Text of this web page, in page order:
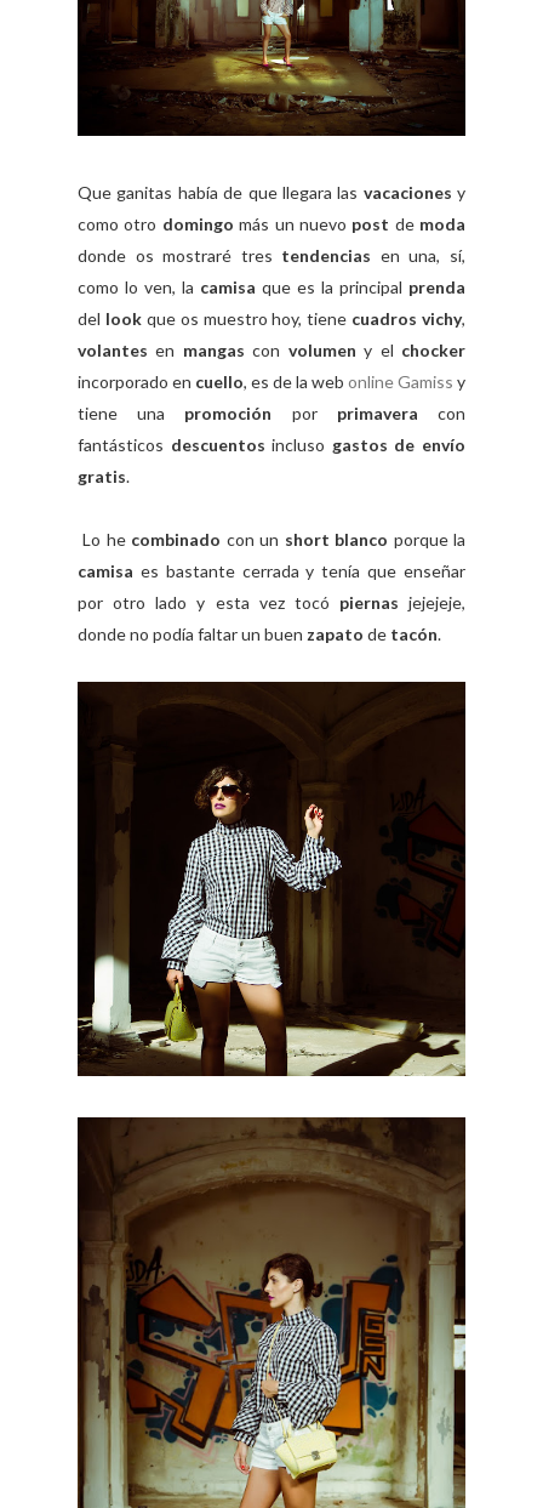
Que ganitas había de que llegara las vacaciones y
como otro domingo más un nuevo post de moda
donde os mostraré tres tendencias en una, sí,
como lo ven, la camisa que es la principal prenda
del lookque os muestro hoy, tiene cuadros vichy,
volantes en mangas con volumen y el chocker
incorporado en cuello, es de la web online Gamiss y
tiene una promoción porprimavera con
fantásticos descuentosincluso gastos de envío
gratis.
Lo hecombinado con un short blanco porque la
camisa es bastante cerrada y tenía que enseñar
por otro lado y esta vez tocó piernas jejejeje,
donde no podía faltar un buen zapato de tacón.